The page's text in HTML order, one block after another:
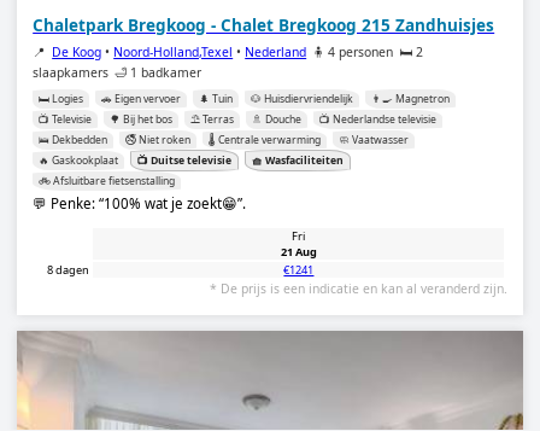
Chaletpark Bregkoog - Chalet Bregkoog 215 Zandhuisjes
📍 De Koog • Noord-Holland,Texel • Nederland 🧍 4 personen 🛏️ 2
slaapkamers 🛁 1 badkamer
🛏️ Logies 🚗 Eigen vervoer 🌲 Tuin 🐶 Huisdiervriendelijk
👨‍🍳 Magnetron
📺 Televisie
🌳 Bij het bos ⛱️ Terras 🚿 Douche
📺 Nederlandse televisie
🛌 Dekbedden
🚭 Niet roken 🌡️ Centrale verwarming
🧼 Vaatwasser
🔥 Gaskookplaat
📺 Duitse televisie
🧺 Wasfaciliteiten
🚲 Afsluitbare fietsenstalling
💬 Penke: 100% wat je zoekt😁 .
Fri
21 Aug
8 dagen
€1241
* De prijs is een indicatie en kan al veranderd zijn.